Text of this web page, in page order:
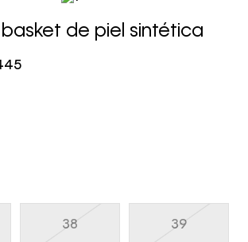
de piel sintética
38 39